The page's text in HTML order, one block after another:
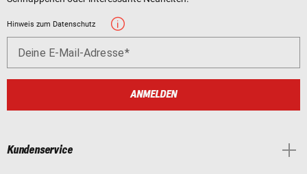
Hinweis zum Datenschutz
Deine E-Mail-Adresse
ANMELDEN
Kundenservice